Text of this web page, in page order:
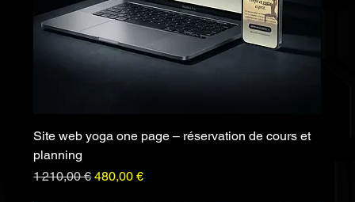
Site web yoga one page – réservation de cours et
planning
Prix original
1 210,00 €Prix promotionnel
480,00 €